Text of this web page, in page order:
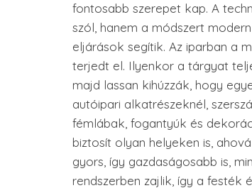
fontosabb szerepet kap. A
szól, hanem a módszert
eljárások segítik. Az iparban a
terjedt el. Ilyenkor a tárgyat
majd lassan kihúzzák, hogy
autóipari alkatrészeknél,
fémlábak, fogantyúk és
biztosít olyan helyeken is,
gyors, így gazdaságosabb is,
rendszerben zajlik, így a festék